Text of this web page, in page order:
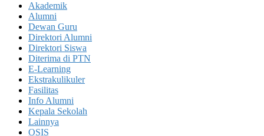
Akademik
Alumni
Dewan Guru
Direktori Alumni
Direktori Siswa
Diterima di PTN
E-Learning
Ekstrakulikuler
Fasilitas
Info Alumni
Kepala Sekolah
Lainnya
OSIS